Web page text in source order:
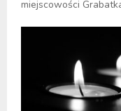
miejscowości